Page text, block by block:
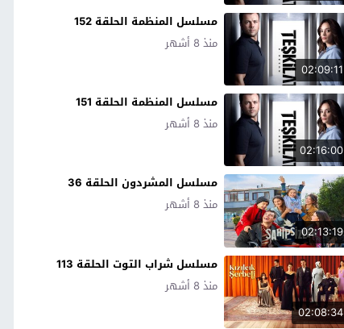
02:09:11
مسلسل المنظمة الحلقة 152
منذ 8 أشهر
02:16:00
مسلسل المنظمة الحلقة 151
منذ 8 أشهر
02:13:19
مسلسل المشردون الحلقة 36
منذ 8 أشهر
02:08:34
مسلسل شراب التوت الحلقة 113
منذ 8 أشهر